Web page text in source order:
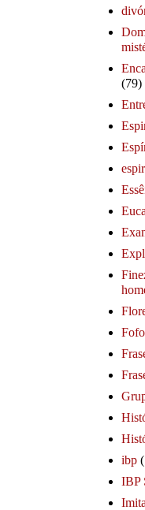
(79)
ibp
IBP